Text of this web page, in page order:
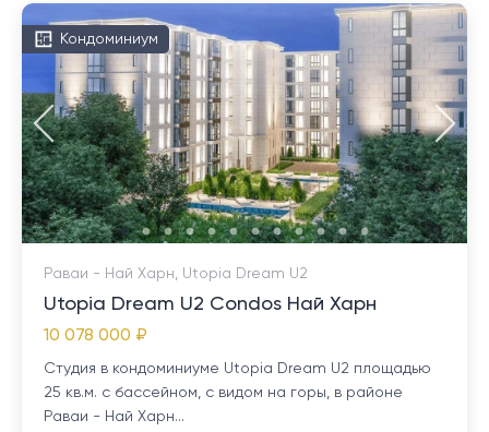
Кондоминиум
Раваи - Най Харн, Utopia Dream U2
Utopia Dream U2 Condos Най Харн
10 078 000 ₽
Студия в кондоминиуме Utopia Dream U2 площадью
25 кв.м. с бассейном, с видом на горы, в районе
Раваи - Най Харн...